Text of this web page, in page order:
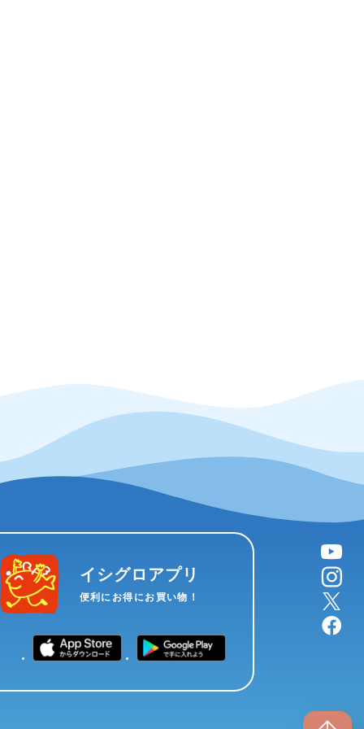
イシグロアプリ
便利にお得にお買い物！
YouTube
instagram
X
facebook